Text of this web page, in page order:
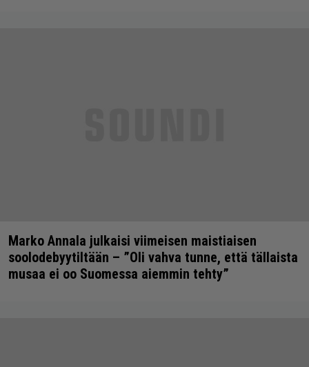
Marko Annala julkaisi viimeisen maistiaisen
soolodebyytiltään – ”Oli vahva tunne, että tällaista
musaa ei oo Suomessa aiemmin tehty”